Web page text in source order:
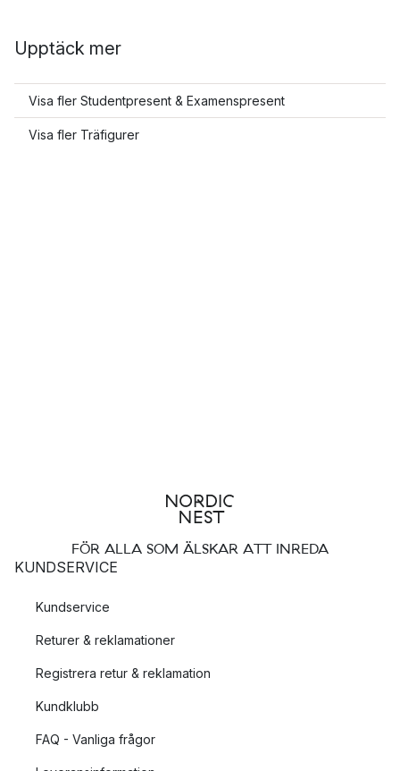
Upptäck mer
Visa fler Studentpresent & Examenspresent
Visa fler Träfigurer
FÖR ALLA SOM ÄLSKAR ATT INREDA
KUNDSERVICE
Kundservice
Returer & reklamationer
Registrera retur & reklamation
Kundklubb
FAQ - Vanliga frågor